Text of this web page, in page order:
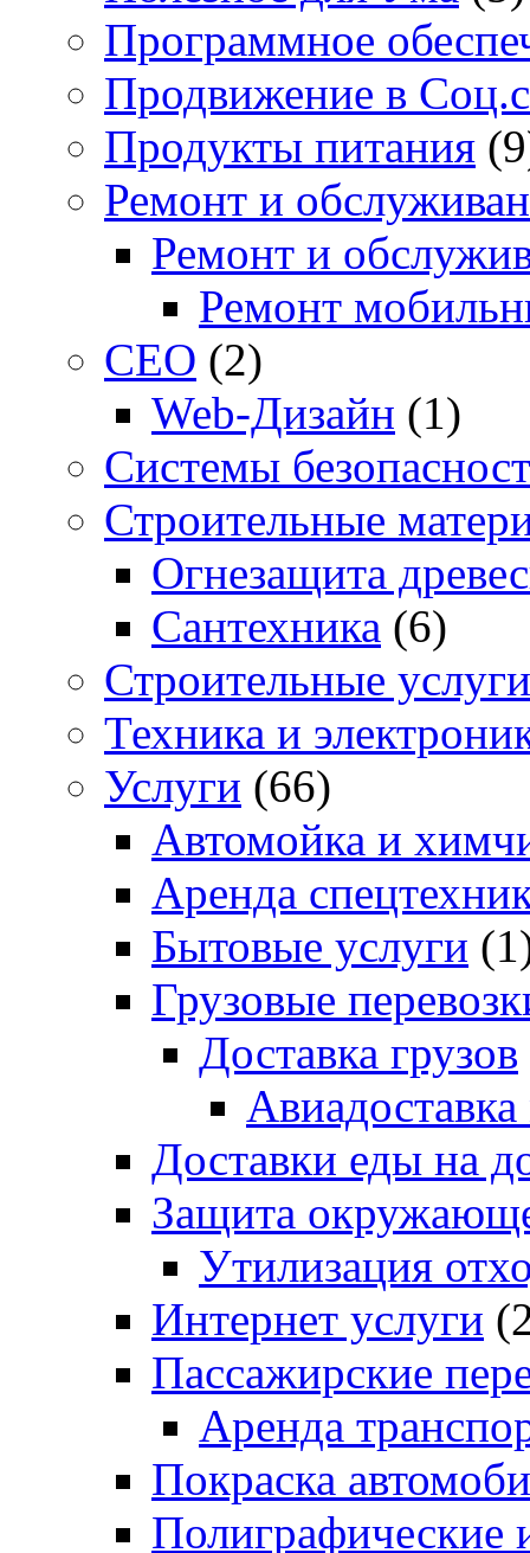
Программное
Продвижение в
Продукты питания
Ремонт и
Ремонт и
Ремонт
СЕО (2)
Web-Дизайн (1)
Системы
Строительные
Огнезащита
Сантехника (6)
Строительные услуги
Техника и
Услуги (66)
Автомойка и
Аренда
Бытовые услуги
Грузовые
Доставка грузов
Доставки еды на
Защита
Утилизация
Интернет услуги
Пассажирские
Аренда
Покраска
Полиграфические